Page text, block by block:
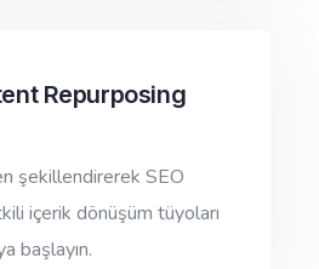
Repurposing
şekillendirerek SEO
içerik dönüşüm tüyoları
başlayın.